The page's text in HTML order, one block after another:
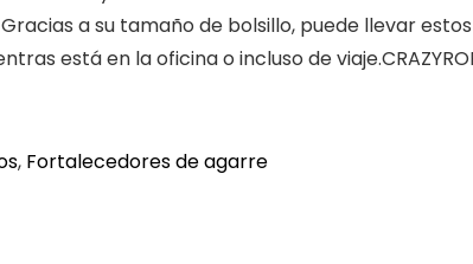
Gracias a su tamaño de bolsillo, puede llevar
está en la oficina o incluso de
, Fortalecedores de agarre